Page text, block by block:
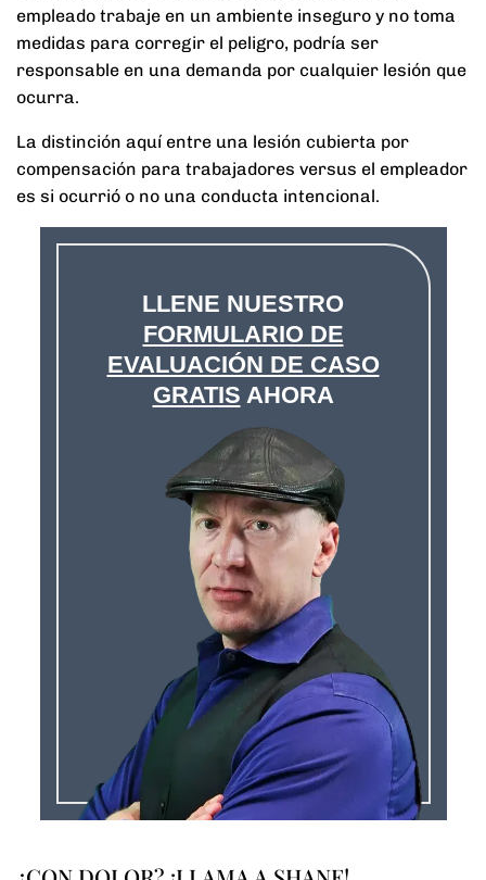
empleado trabaje en un ambiente inseguro y no toma
medidas para corregir el peligro, podría ser
responsable en una demanda por cualquier lesión que
ocurra.
La distinción aquí entre una lesión cubierta por
compensación para trabajadores versus el empleador
es si ocurrió o no una conducta intencional.​
LLENE NUESTRO
FORMULARIO DE
EVALUACIÓN DE CASO
GRATIS AHORA